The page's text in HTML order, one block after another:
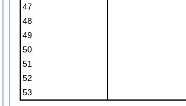
47
48
49
50
51
52
53